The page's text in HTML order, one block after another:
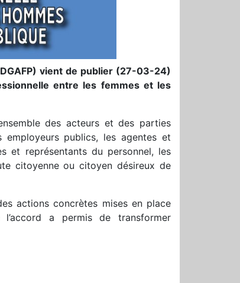
vient de publier (27-03-24)
entre les femmes et les
des acteurs et des parties
employeurs publics, les agentes et
et représentants du personnel, les
citoyenne ou citoyen désireux de
actions concrètes mises en place
a permis de transformer